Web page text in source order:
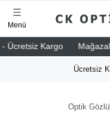
Kargo
Menü
Ücretsiz
Optik